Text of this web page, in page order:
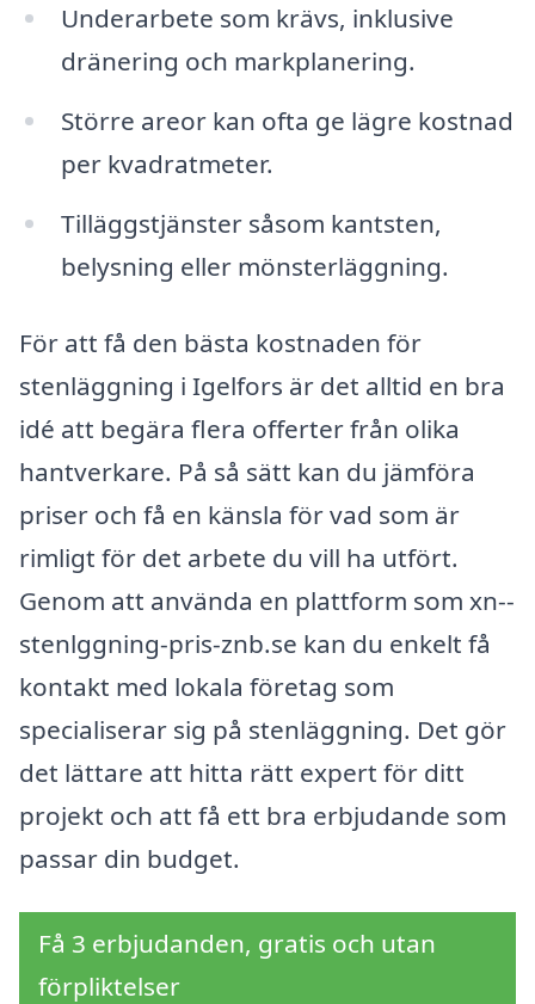
Underarbete som krävs, inklusive
dränering och markplanering.
Större areor kan ofta ge lägre kostnad
per kvadratmeter.
Tilläggstjänster såsom kantsten,
belysning eller mönsterläggning.
För att få den bästa kostnaden för
stenläggning i Igelfors är det alltid en bra
idé att begära flera offerter från olika
hantverkare. På så sätt kan du jämföra
priser och få en känsla för vad som är
rimligt för det arbete du vill ha utfört.
Genom att använda en plattform som xn--
stenlggning-pris-znb.se kan du enkelt få
kontakt med lokala företag som
specialiserar sig på stenläggning. Det gör
det lättare att hitta rätt expert för ditt
projekt och att få ett bra erbjudande som
passar din budget.
Få 3 erbjudanden, gratis och utan
förpliktelser